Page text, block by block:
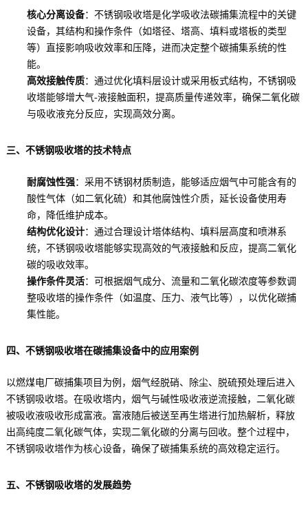
核心分离设备：不锈钢吸收塔是化学吸收法碳捕集流程中的关键
设备，其结构和操作条件（如塔径、塔高、填料或塔板的类型
等）直接影响吸收效率和压降，进而决定整个碳捕集系统的性
能。
高效接触传质：通过优化填料层设计或采用板式结构，不锈钢吸
收塔能够增大气-液接触面积，提高质量传递效率，确保二氧化碳
与吸收液充分反应，实现高效分离。
三、不锈钢吸收塔的技术特点
耐腐蚀性强：采用不锈钢材质制造，能够适应烟气中可能含有的
酸性气体（如二氧化硫）和其他腐蚀性介质，延长设备使用寿
命，降低维护成本。
结构优化设计：通过合理设计塔体结构、填料层高度和喷淋系
统，不锈钢吸收塔能够实现高效的气液接触和反应，提高二氧化
碳的吸收效率。
操作条件灵活：可根据烟气成分、流量和二氧化碳浓度等参数调
整吸收塔的操作条件（如温度、压力、液气比等），以优化碳捕
集性能。
四、不锈钢吸收塔在碳捕集设备中的应用案例
以燃煤电厂碳捕集项目为例，烟气经脱硝、除尘、脱硫预处理后进入
不锈钢吸收塔。在吸收塔内，烟气与碱性吸收液逆流接触，二氧化碳
被吸收液吸收形成富液。富液随后被送至再生塔进行加热解析，释放
出高纯度二氧化碳气体，实现二氧化碳的分离与回收。整个过程中，
不锈钢吸收塔作为核心设备，确保了碳捕集系统的高效稳定运行。
五、不锈钢吸收塔的发展趋势